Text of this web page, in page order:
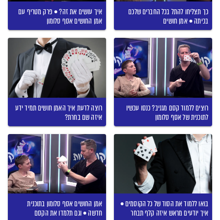
כך תצליחו להתל בכל החברים שלכם
בכיתה • אמן חושים
איך עושים את זה? • פרק מטריף עם
אמן החושים אסף סלומון
רוצים ללמוד קסם מגניב? כנסו עכשיו
לתוכנית של אסף סלומון
רוצה לדעת איך האמן חושים תמיד ידע
איזה שם בחרת?
בואו ללמוד את הסוד של כל הקוסמים •
איך יודעים מראש איזה קלף תבחר
אמן החושים אסף סלומון בתוכנית
חדשה • וגם תלמדו את הקסם